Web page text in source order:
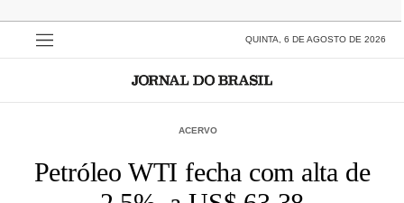
QUINTA, 6 DE AGOSTO DE 2026
ACERVO
Petróleo WTI fecha com alta de